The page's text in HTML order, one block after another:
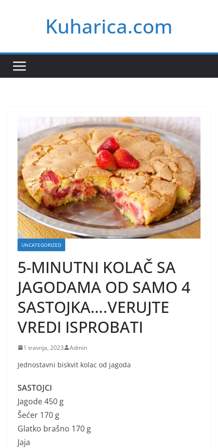
Kuharica.com
UNCATEGORIZED
5-MINUTNI KOLAČ SA
JAGODAMA OD SAMO 4
SASTOJKA….VERUJTE
VREDI ISPROBATI
1 travnja, 2023 Admin
Jednostavni biskvit kolac od jagoda
SASTOJCI
Jagode 450 g
Šećer 170 g
Glatko brašno 170 g
Jaja